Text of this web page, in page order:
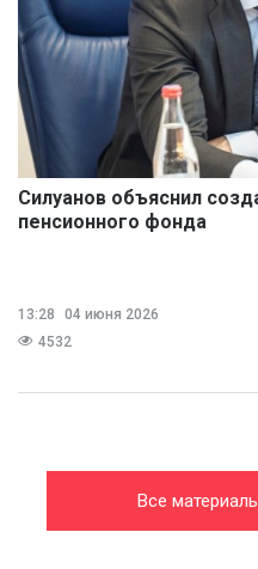
Силуанов объяснил
пенсионного фонда
13:28
04 июня 2026
4532
Все